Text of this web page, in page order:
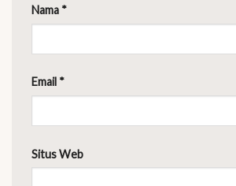
Nama *
Email *
Situs Web